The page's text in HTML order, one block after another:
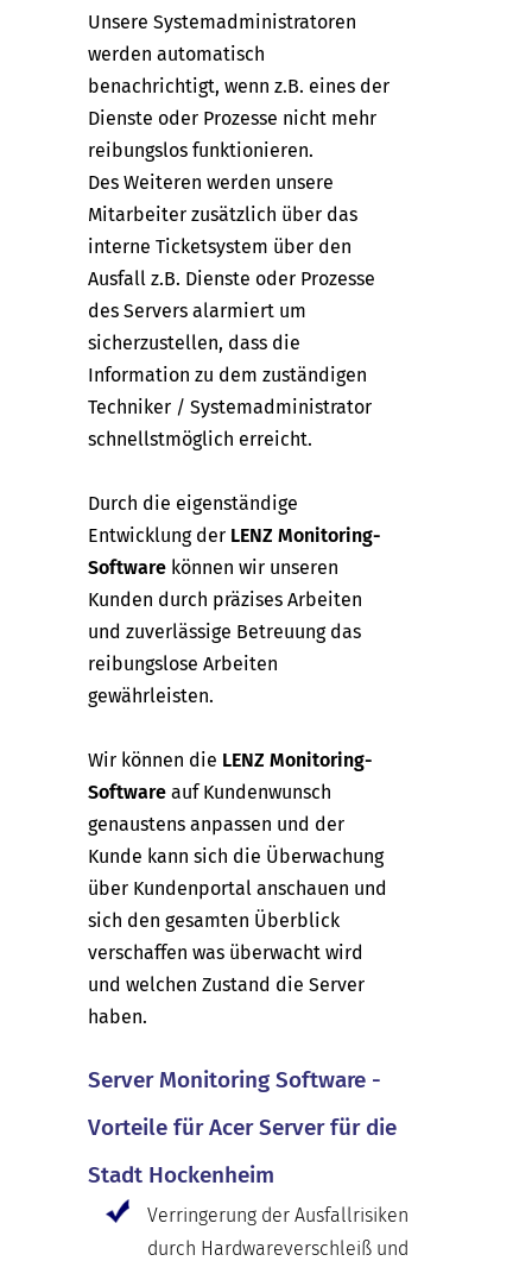
Unsere Systemadministratoren
werden automatisch
benachrichtigt, wenn z.B. eines der
Dienste oder Prozesse nicht mehr
reibungslos funktionieren.
Des Weiteren werden unsere
Mitarbeiter zusätzlich über das
interne Ticketsystem über den
Ausfall z.B. Dienste oder Prozesse
des Servers alarmiert um
sicherzustellen, dass die
Information zu dem zuständigen
Techniker / Systemadministrator
schnellstmöglich erreicht.
Durch die eigenständige
Entwicklung der LENZ Monitoring-
Software können wir unseren
Kunden durch präzises Arbeiten
und zuverlässige Betreuung das
reibungslose Arbeiten
gewährleisten.
Wir können die LENZ Monitoring-
Software auf Kundenwunsch
genaustens anpassen und der
Kunde kann sich die Überwachung
über Kundenportal anschauen und
sich den gesamten Überblick
verschaffen was überwacht wird
und welchen Zustand die Server
haben.
Server Monitoring Software -
Vorteile für Acer Server für die
Stadt Hockenheim
Verringerung der Ausfallrisiken
durch Hardwareverschleiß und